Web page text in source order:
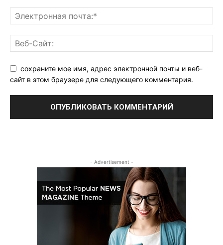
сохраните мое имя, адрес электронной почты и веб-
сайт в этом браузере для следующего комментария.
- Advertisement -